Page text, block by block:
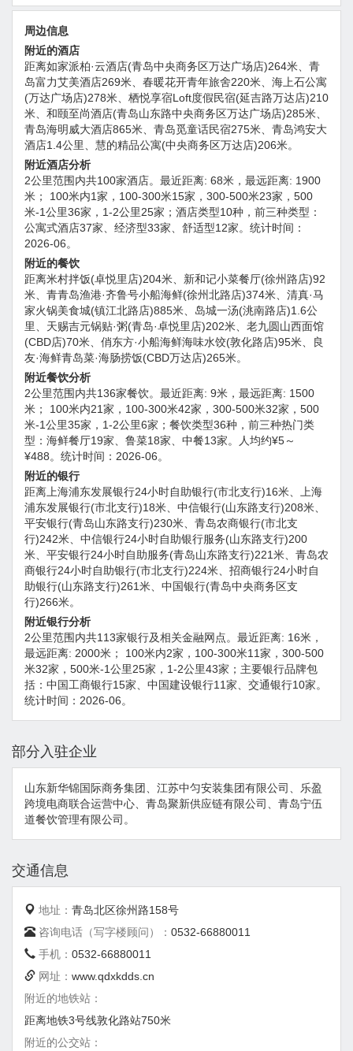
周边信息
附近的酒店
距离如家派柏·云酒店(青岛中央商务区万达广场店)264米、青
岛富力艾美酒店269米、春暖花开青年旅舍220米、海上石公寓
(万达广场店)278米、栖悦享宿Loft度假民宿(延吉路万达店)210
米、和颐至尚酒店(青岛山东路中央商务区万达广场店)285米、
青岛海明威大酒店865米、青岛觅童话民宿275米、青岛鸿安大
酒店1.4公里、慧的精品公寓(中央商务区万达店)206米。
附近酒店分析
2公里范围内共100家酒店。最近距离: 68米，最远距离: 1900
米； 100米内1家，100-300米15家，300-500米23家，500
米-1公里36家，1-2公里25家；酒店类型10种，前三种类型：
公寓式酒店37家、经济型33家、舒适型12家。统计时间：
2026-06。
附近的餐饮
距离米村拌饭(卓悦里店)204米、新和记小菜餐厅(徐州路店)92
米、青青岛渔港·齐鲁号小船海鲜(徐州北路店)374米、清真·马
家火锅美食城(镇江北路店)885米、岛城一汤(洮南路店)1.6公
里、天赐吉元锅贴·粥(青岛·卓悦里店)202米、老九圆山西面馆
(CBD店)70米、俏东方·小船海鲜海味水饺(敦化路店)95米、良
友·海鲜青岛菜·海肠捞饭(CBD万达店)265米。
附近餐饮分析
2公里范围内共136家餐饮。最近距离: 9米，最远距离: 1500
米； 100米内21家，100-300米42家，300-500米32家，500
米-1公里35家，1-2公里6家；餐饮类型36种，前三种热门类
型：海鲜餐厅19家、鲁菜18家、中餐13家。人均约¥5～
¥488。统计时间：2026-06。
附近的银行
距离上海浦东发展银行24小时自助银行(市北支行)16米、上海
浦东发展银行(市北支行)18米、中信银行(山东路支行)208米、
平安银行(青岛山东路支行)230米、青岛农商银行(市北支
行)242米、中信银行24小时自助银行服务(山东路支行)200
米、平安银行24小时自助服务(青岛山东路支行)221米、青岛农
商银行24小时自助银行(市北支行)224米、招商银行24小时自
助银行(山东路支行)261米、中国银行(青岛中央商务区支
行)266米。
附近银行分析
2公里范围内共113家银行及相关金融网点。最近距离: 16米，
最远距离: 2000米； 100米内2家，100-300米11家，300-500
米32家，500米-1公里25家，1-2公里43家；主要银行品牌包
括：中国工商银行15家、中国建设银行11家、交通银行10家。
统计时间：2026-06。
部分入驻企业
山东新华锦国际商务集团、江苏中匀安装集团有限公司、乐盈
跨境电商联合运营中心、青岛聚新供应链有限公司、青岛宁伍
道餐饮管理有限公司。
交通信息
地址： 青岛北区徐州路158号
咨询电话（写字楼顾问）： 0532-66880011
手机： 0532-66880011
网址： www.qdxkdds.cn
附近的地铁站：
距离地铁3号线敦化路站750米
附近的公交站：